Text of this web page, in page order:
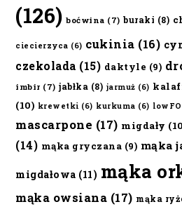
(126) boćwina (7) buraki (8)
ciecierzyca (6) cukinia (16)
czekolada (15) daktyle (9)
imbir (7) jabłka (8) jarmuż (6)
(10) krewetki (6) kurkuma (6)
mascarpone (17) migdały
(14) mąka gryczana (9) mąka
migdałowa (11) mąka
mąka owsiana (17) mąka